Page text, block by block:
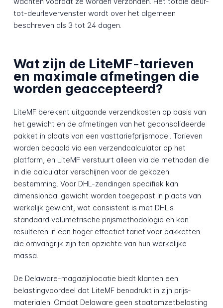
tot-deur­lever­venster wordt over het algemeen
beschreven als 3 tot 24 dagen.
Wat zijn de LiteMF-tarieven
en maximale afmetingen die
worden geaccepteerd?
LiteMF berekent uitgaande verzend­kosten op basis van
het gewicht en de afmetingen van het geconsolideerde
pakket in plaats van een vast­tarief­prijsmodel. Tarieven
worden bepaald via een verzend­calculator op het
platform, en LiteMF verstuurt alleen via de methoden die
in die calculator verschijnen voor de gekozen
bestemming. Voor DHL-zendingen specifiek kan
dimensionaal gewicht worden toegepast in plaats van
werkelijk gewicht, wat consistent is met DHL's
standaard volumetrische prijsmethodologie en kan
resulteren in een hoger effectief tarief voor pakketten
die omvangrijk zijn ten opzichte van hun werkelijke
massa.
De Delaware-magazijn­locatie biedt klanten een
belasting­voordeel dat LiteMF benadrukt in zijn prijs­
materialen. Omdat Delaware geen staatomzet­belasting